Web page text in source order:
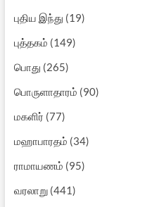
புதிய இந்து (19)
புத்தகம் (149)
பொது (265)
பொருளாதாரம் (90)
மகளிர் (77)
மஹாபாரதம் (34)
ராமாயணம் (95)
வரலாறு(441)